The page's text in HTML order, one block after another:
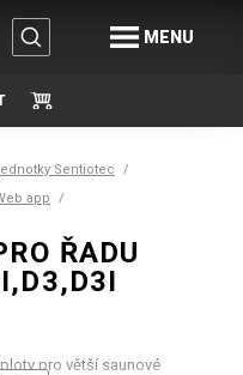
MENU
Sentiotec
app
ŘADU
pro větší saunové